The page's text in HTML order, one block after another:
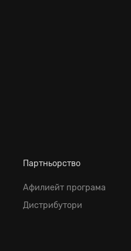
Партньорство
Афилиейт програма
Дистрибутори